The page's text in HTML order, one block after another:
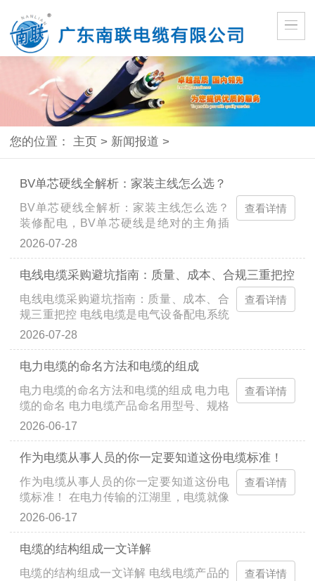
您的位置： 主页 > 新闻报道 >
BV单芯硬线全解析：家装主线怎么选？
BV单芯硬线全解析：家装主线怎么选？
装修配电，BV单芯硬线是绝对的主角插
座、空调、厨房、入户主线全靠它。 但很
细了带不动大功率电器，甚...
2026-07-28
查看详情
电线电缆采购避坑指南：质量、成本、合规三重把控
电线电缆采购避坑指南：质量、成本、合
规三重把控 电线电缆是电气设备配电系统
的核心耗材，采购环节一旦踩坑，不仅会
安全隐患。结合电气...
2026-07-28
查看详情
电力电缆的命名方法和电缆的组成
电力电缆的命名方法和电缆的组成 电力电
缆的命名 电力电缆产品命名用型号、规格
和标准编号表示，而电缆产品型号一般由
类不同型号的构成...
2026-06-17
查看详情
作为电缆从事人员的你一定要知道这份电缆标准！
作为电缆从事人员的你一定要知道这份电
缆标准！ 在电力传输的江湖里，电缆就像
连接千家万户的电力血管，它的质量和性
要是电缆掉链子，小...
2026-06-17
查看详情
电缆的结构组成一文详解
电缆的结构组成一文详解 电线电缆产品的
查看详情